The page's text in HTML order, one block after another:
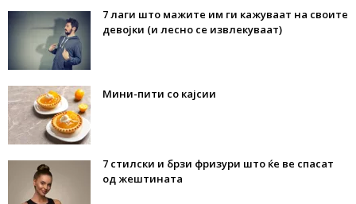
7 лаги што мажите им ги кажуваат на своите
девојки (и лесно се извлекуваат)
Мини-пити со кајсии
7 стилски и брзи фризури што ќе ве спасат
од жештината